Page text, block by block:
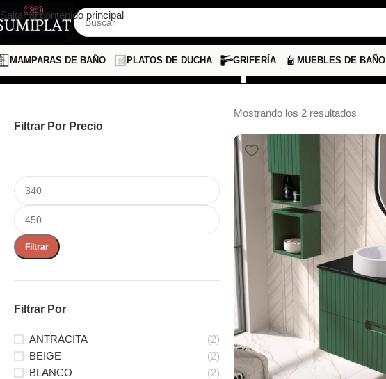
Saltar al contenido principal
MAMPARAS DE BAÑO PLATOS DE DUCHA GRIFERÍA MUEBLES DE BAÑO
mueble con tapa
Filtrar Por Precio
Filtrar
Filtrar Por
ANTRACITA
(2)
BEIGE
(2)
BLANCO
(2)
Mostrando los 2 resultados